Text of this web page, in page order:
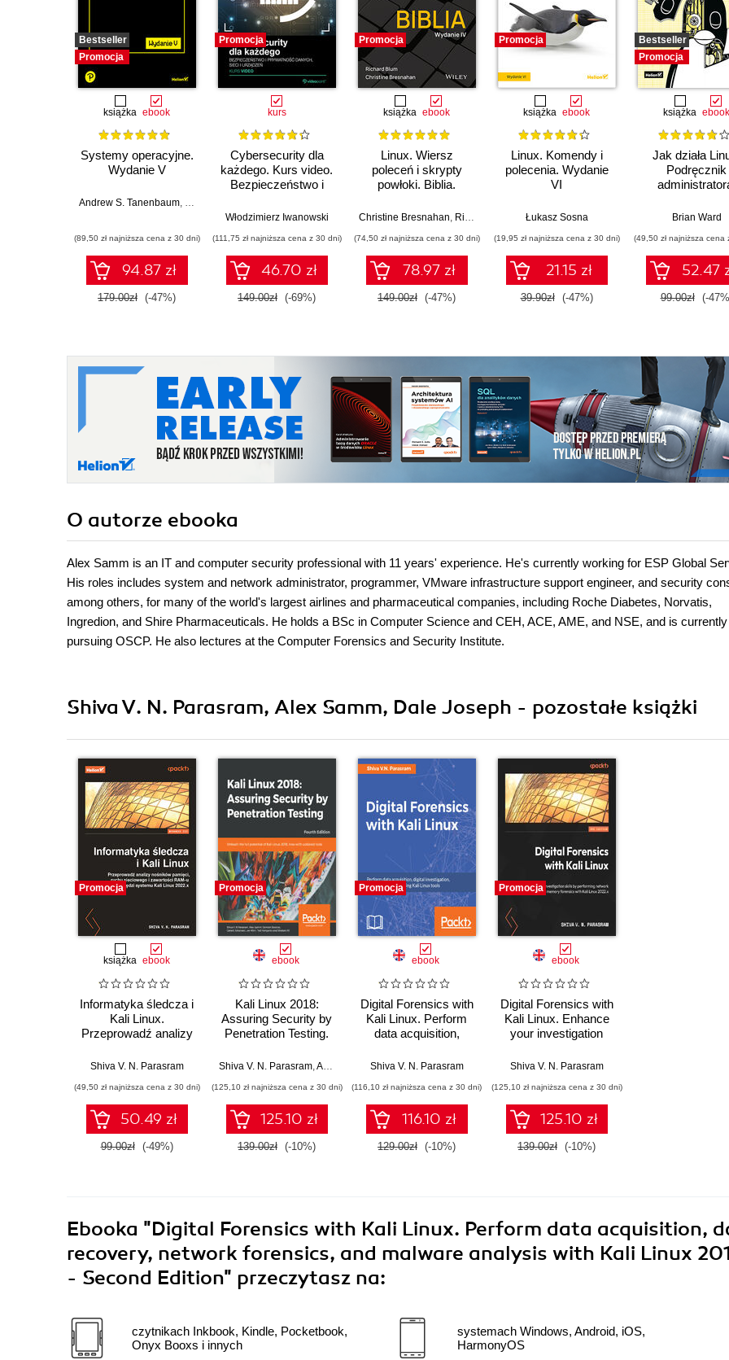
Bestseller
Promocja
książka ebook
Systemy operacyjne.
Wydanie V
Andrew S. Tanenbaum, Herbert Bos
(89,50 zł najniższa cena z 30 dni)
94.87 zł
179.00zł (-47%)
Promocja
kurs
Cybersecurity dla
każdego. Kurs video.
Bezpieczeństwo i
sieci i urządzeń
Włodzimierz Iwanowski
(111,75 zł najniższa cena z 30 dni)
46.70 zł
149.00zł (-69%)
Promocja
książka ebook
Linux. Wiersz
poleceń i skrypty
powłoki. Biblia.
Christine Bresnahan, Richard Blum
(74,50 zł najniższa cena z 30 dni)
78.97 zł
149.00zł (-47%)
Promocja
książka ebook
Linux. Komendy i
polecenia. Wydanie
VI
Łukasz Sosna
(19,95 zł najniższa cena z 30 dni)
21.15 zł
39.90zł (-47%)
Bestseller
Promocja
książka ebook
Jak działa
Podręcznik
Brian Ward
(49,50 zł najniższa cena
52.47
99.00zł (-
O autorze ebooka
Alex Samm is an IT and computer security professional with 11 years' experience. He's currently working for ESP Global
His roles includes system and network administrator, programmer, VMware infrastructure support engineer, and security
among others, for many of the world's largest airlines and pharmaceutical companies, including Roche Diabetes, Norvatis,
Ingredion, and Shire Pharmaceuticals. He holds a BSc in Computer Science and CEH, ACE, AME, and NSE, and is currently
pursuing OSCP. He also lectures at the Computer Forensics and Security Institute.
Shiva V. N. Parasram, Alex Samm, Dale Joseph - pozostałe książki
Promocja
książka ebook
Informatyka śledcza i
Kali Linux.
Przeprowadź analizy
ruchu sieciowego i
pomocą narzędzi
systemu Kali Linux
2022.x. Wydanie III
Shiva V. N. Parasram
(49,50 zł najniższa cena z 30 dni)
50.49 zł
99.00zł (-49%)
Promocja
ebook
Kali Linux 2018:
Assuring Security by
Penetration Testing.
potential of Kali Linux
updated tools - Fourth
Edition
Shiva V. N. Parasram Alex Samm ,Damian Boodoo,Gerard Johansen,Lee Allen,Tedi Heriyanto
(125,10 zł najniższa cena z 30 dni)
125.10 zł
139.00zł (-10%)
Promocja
ebook
Digital Forensics with
Kali Linux. Perform
data acquisition,
and threat analysis
Shiva V. N. Parasram
(116,10 zł najniższa cena z 30 dni)
116.10 zł
129.00zł (-10%)
Promocja
ebook
Digital Forensics with
Kali Linux. Enhance
your investigation
network and memory
Linux 2022.x - Third
Edition
Shiva V. N. Parasram
(125,10 zł najniższa cena z 30 dni)
125.10 zł
139.00zł (-10%)
Ebooka "Digital Forensics with Kali Linux. Perform data acquisition,
recovery, network forensics, and malware analysis with Kali Linux
- Second Edition" przeczytasz na:
czytnikach Inkbook, Kindle, Pocketbook,
Onyx Booxs i innych
systemach Windows, Android, iOS,
HarmonyOS